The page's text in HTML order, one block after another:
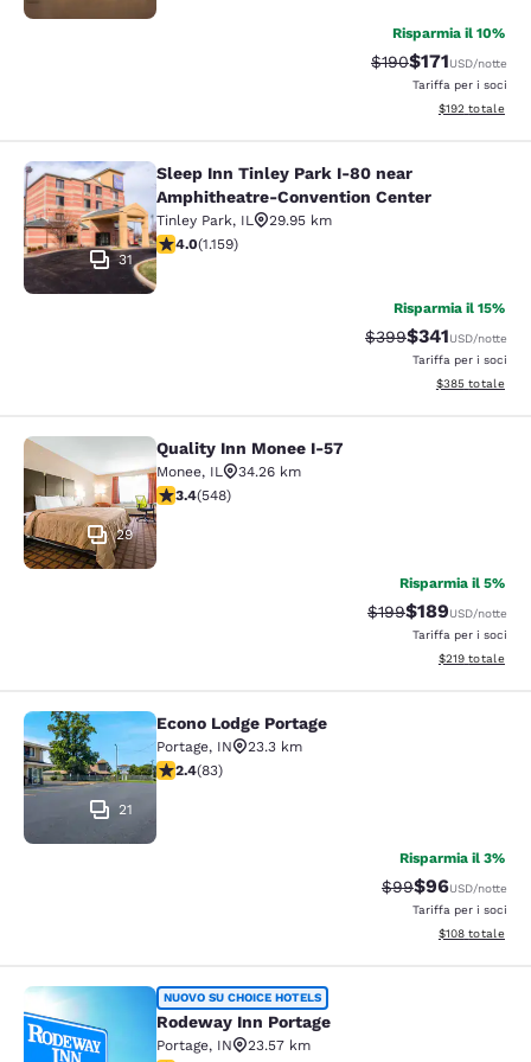
Risparmia il 10%
Tariffa di barratura:
$190Tariffa
$171USD/notte
Tariffa per i soci
Visualizza i
$192 totale
Sleep Inn Tinley Park I-80 near
31
Sleep Inn Tinley Park I-80 near
Amphitheatre-Convention Center
Tinley Park, IL
29.95 km
Valutazione di 4.01 stelle. Molto buono. 1159
4.0(1.159)
Risparmia il 15%
Tariffa di barratura:
$399Tariffa
$341USD/notte
Tariffa per i soci
Visualizza i
$385 totale
Quality Inn Monee I-57
29
Quality Inn Monee I-57
Monee, IL
34.26 km
Valutazione di 3.43 stelle. Buono. 548 recensioni
3.4(548)
Risparmia il 5%
Tariffa di barratura:
$199Tariffa
$189USD/notte
Tariffa per i soci
Visualizza i
$219 totale
Econo Lodge Portage
21
Econo Lodge Portage
Portage, IN
23.3 km
Valutazione di 2.35 stelle. Discreto. 83 recensioni
2.4(83)
Risparmia il 3%
Tariffa di
$99Tariffa
$96USD/notte
Tariffa per i soci
Visualizza i
$108 totale
Rodeway Inn Portage
NUOVO SU CHOICE HOTELS
Rodeway Inn Portage
Portage, IN
23.57 km